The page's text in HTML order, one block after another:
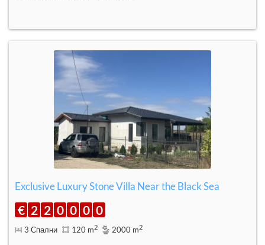
Exclusive Luxury Stone Villa Near the Black Sea
€ 2 2 0 0 0 0
3 Спални 120 m2 2000 m2